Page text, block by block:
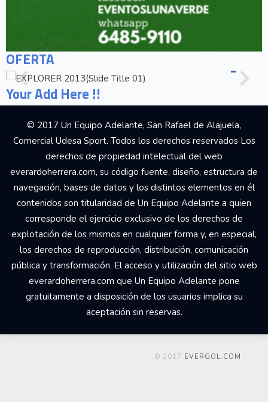
OFERTA
Your Add Here !!
© 2017 Un Equipo Adelante, San Rafael de Alajuela,
Comercial Udesa Sport. Todos los derechos reservados Los
derechos de propiedad intelectual del web
everardoherrera.com, su código fuente, diseño, estructura de
navegación, bases de datos y los distintos elementos en él
contenidos son titularidad de Un Equipo Adelante a quien
corresponde el ejercicio exclusivo de los derechos de
explotación de los mismos en cualquier forma y, en especial,
los derechos de reproducción, distribución, comunicación
pública y transformación. El acceso y utilización del sitio web
everardoherrera.com que Un Equipo Adelante pone
gratuitamente a disposición de los usuarios implica su
aceptación sin reservas.
© 2017 EVERGOL.COM